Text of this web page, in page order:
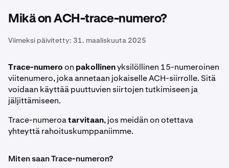
Mikä on ACH-trace-numero?
Viimeksi päivitetty: 31. maaliskuuta 2025
Trace-numeroon pakollinenyksilöllinen 15-numeroinen
viitenumero, joka annetaan jokaiselle ACH-siirrolle. Sitä
voidaan käyttää puuttuvien siirtojen tutkimiseen ja
jäljittämiseen.
Trace-numeroatarvitaan, jos meidän on otettava
yhteyttä rahoituskumppaniimme.
Miten saan Trace-numeron?